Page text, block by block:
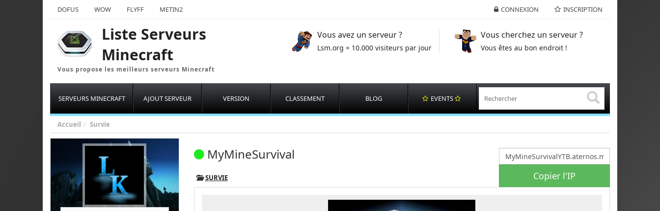
CONNEXION INSCRIPTION
DOFUS WOW FLYFF METIN2
Liste Serveurs
Minecraft
Vous propose les meilleurs serveurs Minecraft
Vous avez un serveur ?
Lsm.org = 10.000 visiteurs par jour
Vous cherchez un serveur ?
Vous êtes au bon endroit !
SERVEURS MINECRAFT AJOUT SERVEUR VERSION CLASSEMENT BLOG EVENTS
Accueil Survie
Copier l'IP
MyMineSurvival
SURVIE